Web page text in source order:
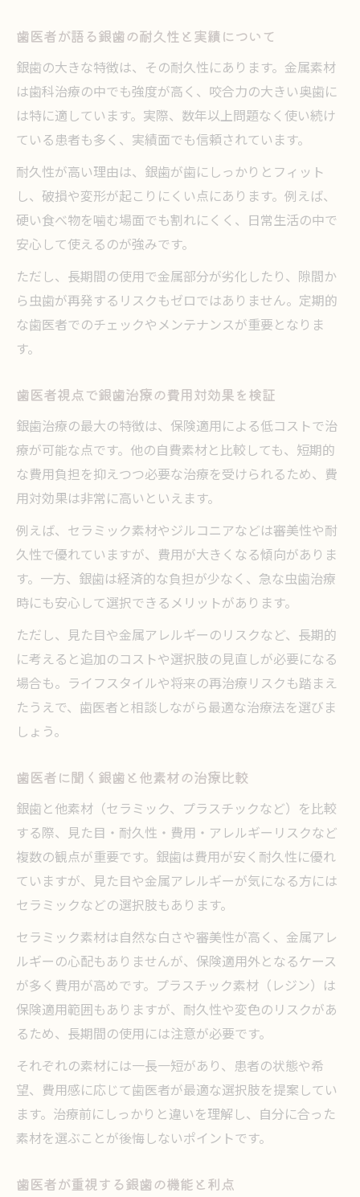
歯医者が語る銀歯の耐久性と実績について
銀歯の大きな特徴は、その耐久性にあります。金属素材
は歯科治療の中でも強度が高く、咬合力の大きい奥歯に
は特に適しています。実際、数年以上問題なく使い続け
ている患者も多く、実績面でも信頼されています。
耐久性が高い理由は、銀歯が歯にしっかりとフィット
し、破損や変形が起こりにくい点にあります。例えば、
硬い食べ物を噛む場面でも割れにくく、日常生活の中で
安心して使えるのが強みです。
ただし、長期間の使用で金属部分が劣化したり、隙間か
ら虫歯が再発するリスクもゼロではありません。定期的
な歯医者でのチェックやメンテナンスが重要となりま
す。
歯医者視点で銀歯治療の費用対効果を検証
銀歯治療の最大の特徴は、保険適用による低コストで治
療が可能な点です。他の自費素材と比較しても、短期的
な費用負担を抑えつつ必要な治療を受けられるため、費
用対効果は非常に高いといえます。
例えば、セラミック素材やジルコニアなどは審美性や耐
久性で優れていますが、費用が大きくなる傾向がありま
す。一方、銀歯は経済的な負担が少なく、急な虫歯治療
時にも安心して選択できるメリットがあります。
ただし、見た目や金属アレルギーのリスクなど、長期的
に考えると追加のコストや選択肢の見直しが必要になる
場合も。ライフスタイルや将来の再治療リスクも踏まえ
たうえで、歯医者と相談しながら最適な治療法を選びま
しょう。
歯医者に聞く銀歯と他素材の治療比較
銀歯と他素材（セラミック、プラスチックなど）を比較
する際、見た目・耐久性・費用・アレルギーリスクなど
複数の観点が重要です。銀歯は費用が安く耐久性に優れ
ていますが、見た目や金属アレルギーが気になる方には
セラミックなどの選択肢もあります。
セラミック素材は自然な白さや審美性が高く、金属アレ
ルギーの心配もありませんが、保険適用外となるケース
が多く費用が高めです。プラスチック素材（レジン）は
保険適用範囲もありますが、耐久性や変色のリスクがあ
るため、長期間の使用には注意が必要です。
それぞれの素材には一長一短があり、患者の状態や希
望、費用感に応じて歯医者が最適な選択肢を提案してい
ます。治療前にしっかりと違いを理解し、自分に合った
素材を選ぶことが後悔しないポイントです。
歯医者が重視する銀歯の機能と利点